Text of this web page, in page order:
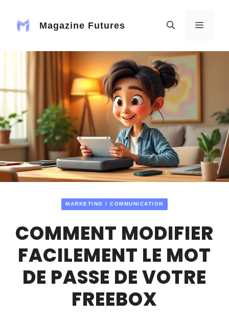
contenu
Magazine Futures MENU
MARKETING / COMMUNICATION
COMMENT MODIFIER
FACILEMENT LE MOT
DE PASSE DE VOTRE
FREEBOX